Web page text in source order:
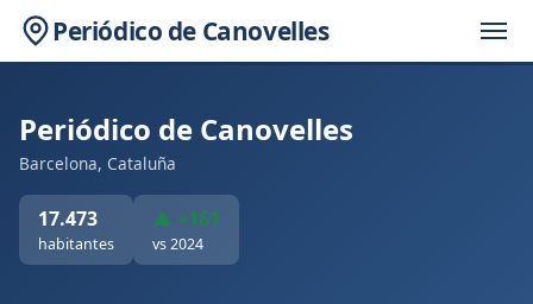
Periódico de Canovelles
Periódico de Canovelles
Barcelona, Cataluña
17.473
habitantes
▲ +161
vs 2024